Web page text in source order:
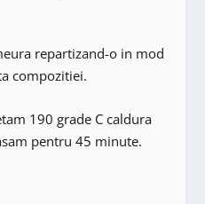
repartizand-o in mod
compozitiei.
190 grade C caldura
pentru 45 minute.